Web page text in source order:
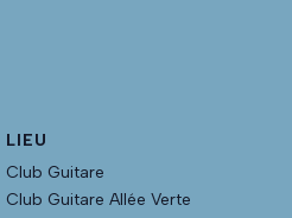
LIEU
Club Guitare
Club Guitare Allée Verte